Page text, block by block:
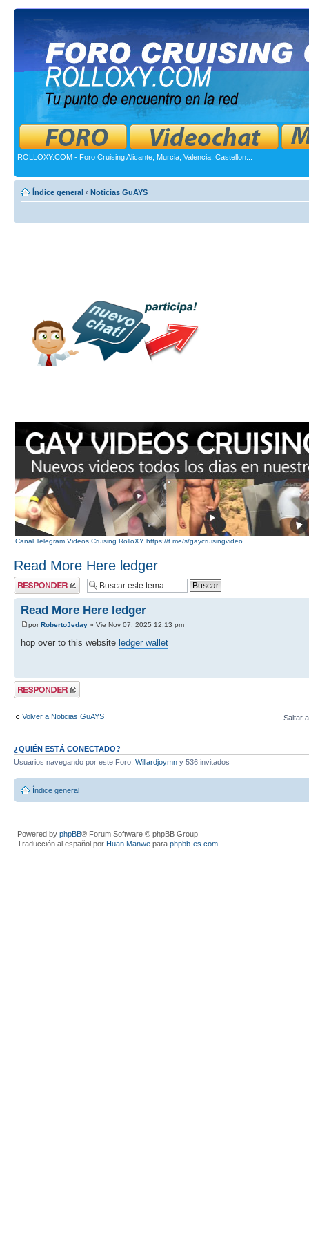
ROLLOXY.COM - Foro Cruising Alicante, Murcia, Valencia, Castellon...
Índice general ‹ Noticias GuAYS
Canal Telegram Videos Cruising RolloXY https://t.me/s/gaycruisingvideo
Read More Here ledger
Publicar una
respuesta
Read More Here ledger
porRobertoJeday » Vie Nov 07, 2025 12:13 pm
hop over to this website ledger wallet
Publicar una
respuesta
Volver a Noticias GuAYS Saltar
¿QUIÉN ESTÁ CONECTADO?
Usuarios navegando por este Foro: Willardjoymn y 536 invitados
Índice general
Powered by phpBB® Forum Software © phpBB Group
Traducción al español por Huan Manwë para phpbb-es.com